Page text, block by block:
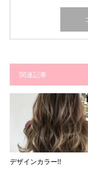
関連記事
デザインカラー!!